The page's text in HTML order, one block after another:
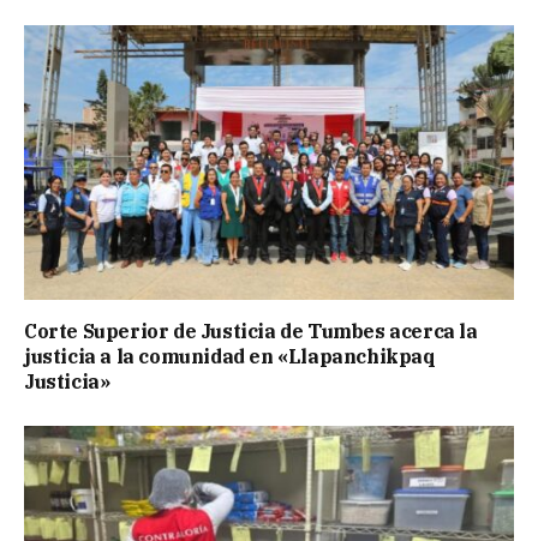
Corte Superior de Justicia de Tumbes acerca la
justicia a la comunidad en «Llapanchikpaq
Justicia»